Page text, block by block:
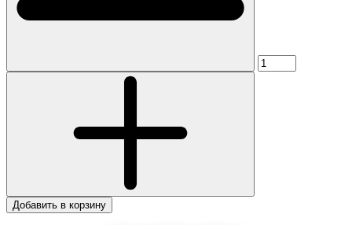
Добавить в корзину